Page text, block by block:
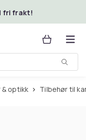
fri frakt!
& optikk Tilbehør til